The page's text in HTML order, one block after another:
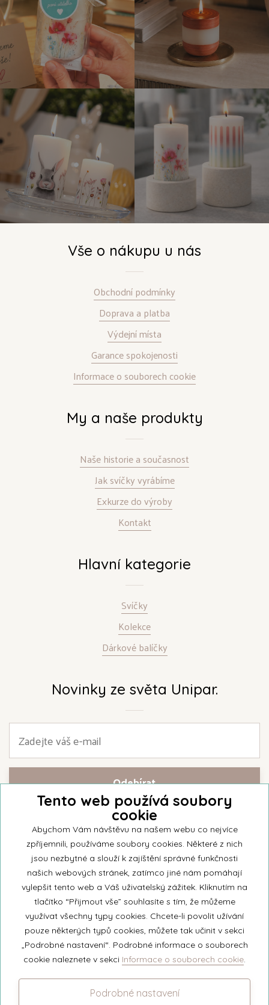
Vše o nákupu u nás
Obchodní podmínky
Doprava a platba
Výdejní místa
Garance spokojenosti
Informace o souborech cookie
My a naše produkty
Naše historie a současnost
Jak svíčky vyrábíme
Exkurze do výroby
Kontakt
Hlavní kategorie
Svíčky
Kolekce
Dárkové balíčky
Novinky ze světa Unipar.
Přihlašte se k našemu newsletteru a buďte jako první informováni o
nejnovějších kolekcích svíček a aktualitách z rodinné firmy Unipar.
© 2026 Unipar
+420 571 651 531
eshop@unipar.cz
Facebook
Tento web používá soubory
cookie
Abychom Vám návštěvu na našem webu co nejvíce
zpříjemnili, používáme soubory cookies. Některé z nich
jsou nezbytné a slouží k zajíštění správné funkčnosti
našich webových stránek, zatímco jiné nám pomáhají
vylepšit tento web a Váš uživatelský zážitek. Kliknutím na
tlačítko “Přijmout vše” souhlasíte s tím, že můžeme
využívat všechny typy cookies. Chcete-li povolit užívání
pouze některých typů cookies, můžete tak učinit v sekci
„Podrobné nastavení“. Podrobné informace o souborech
cookie naleznete v sekci Informace o souborech cookie.
Podrobné nastavení